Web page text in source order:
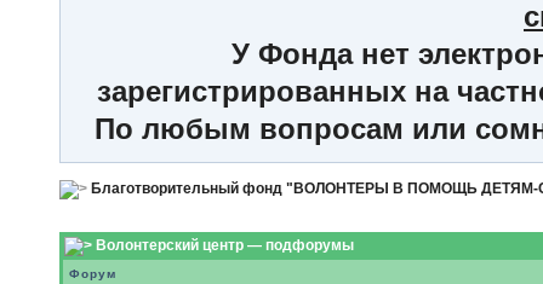
У Фонда нет
зарегистрированных на
По любым вопросам или
Благотворительный фонд "ВОЛОНТЕРЫ В ПОМОЩЬ
Волонтерский центр — подфорумы
Форум